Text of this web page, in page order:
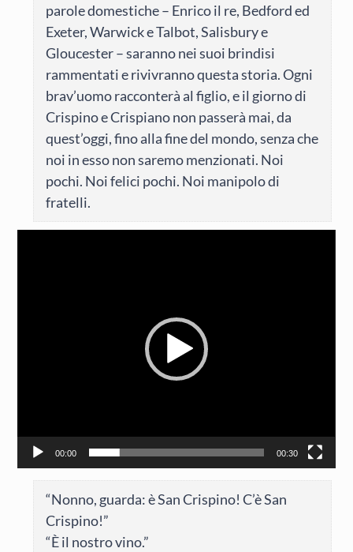
parole domestiche – Enrico il re, Bedford ed
Exeter, Warwick e Talbot, Salisbury e
Gloucester – saranno nei suoi brindisi
rammentati e rivivranno questa storia. Ogni
brav’uomo racconterà al figlio, e il giorno di
Crispino e Crispiano non passerà mai, da
quest’oggi, fino alla fine del mondo, senza che
noi in esso non saremo menzionati. Noi
pochi. Noi felici pochi. Noi manipolo di
fratelli.
00:00 00:30
“Nonno, guarda: è San Crispino! C’è San
Crispino!”
“È il nostro vino.”